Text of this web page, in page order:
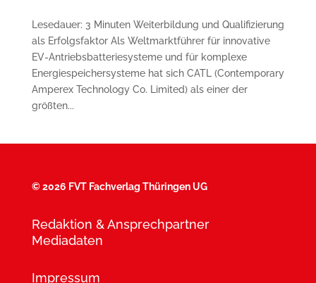
Lesedauer: 3 Minuten Weiterbildung und Qualifizierung
als Erfolgs­faktor Als Weltmarktführer für innovative
EV-Antriebsbatteriesysteme und für komplexe
Energiespeichersysteme hat sich CATL (Contemporary
Amperex Technology Co. Limited) als einer der
größten...
©2026 FVT Fachverlag Thüringen UG
Redaktion & Ansprechpartner
Mediadaten
Impressum